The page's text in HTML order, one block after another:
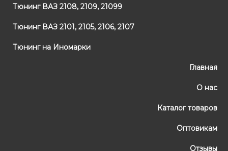
Тюнинг ВАЗ 2108, 2109, 21099
Тюнинг ВАЗ 2101, 2105, 2106, 2107
Тюнинг на Иномарки
Главная
О нас
Каталог товаров
Оптовикам
Отзывы